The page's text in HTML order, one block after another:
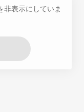
非表示にしていま